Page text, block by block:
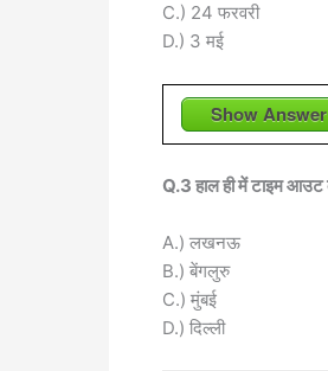
C.) 24 फरवरी
D.) 3 मई
Show Answer
Q.3 हाल ही में टाइम आउट
A.) लखनऊ
B.) बेंगलुरु
C.) मुंबई
D.) दिल्ली